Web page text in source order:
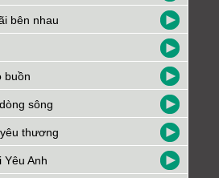
bên nhau
buồn
sông
thương
Yêu Anh